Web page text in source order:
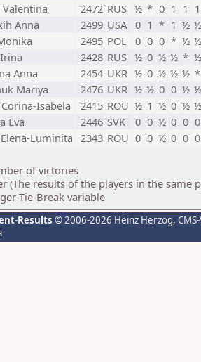
2472 RUS ½ * 0 1 1 1
Anna 2499 USA 0 1 * 1 ½ ½
2495 POL 0 0 0 * ½ ½
2428 RUS ½ 0 ½ ½ * ½
Anna 2454 UKR ½ 0 ½ ½ ½ *
Mariya 2476 UKR ½ ½ 0 0 ½ ½
Isabela 2415 ROU ½ 1 ½ 0 ½ ½
Eva 2446 SVK 0 0 ½ 0 0 0
Luminita 2343 ROU 0 0 ½ 0 0 0
of victories
(The results of the players in the same
Tie-Break variable
Results © 2006-2026 Heinz Herzog,